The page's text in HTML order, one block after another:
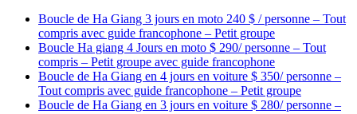
Boucle de Ha Giang 3 jours en moto 240 $ / personne – Tout
compris avec guide francophone – Petit groupe
Boucle Ha giang 4 Jours en moto $ 290/ personne – Tout
compris – Petit groupe avec guide francophone
Boucle de Ha Giang en 4 jours en voiture $ 350/ personne –
Tout compris avec guide francophone – Petit groupe
Boucle de Ha Giang en 3 jours en voiture $ 280/ personne –